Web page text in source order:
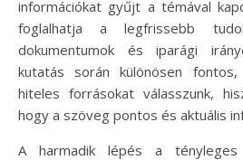
információkat gyűjt a témával
foglalhatja a legfrissebb
dokumentumok és iparági
kutatás során különösen
hiteles forrásokat válasszunk,
hogy a szöveg pontos és aktuális
A harmadik lépés a tényleges